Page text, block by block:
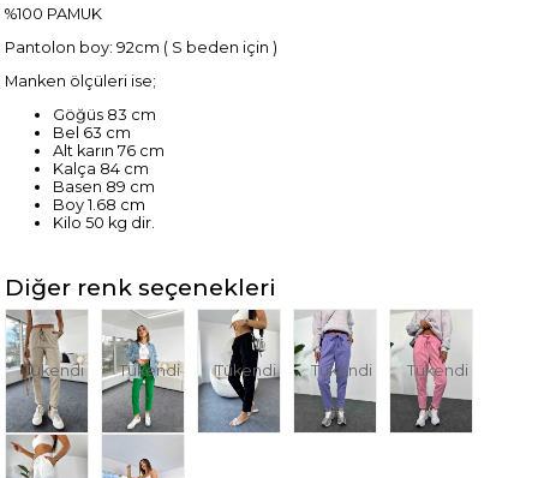
%100 PAMUK
Pantolon boy: 92cm ( S beden için )
Manken ölçüleri ise;
Göğüs 83 cm
Bel 63 cm
Alt karın 76 cm
Kalça 84 cm
Basen 89 cm
Boy 1.68 cm
Kilo 50 kg dir.
Diğer renk seçenekleri
Tükendi Tükendi Tükendi Tükendi Tükendi